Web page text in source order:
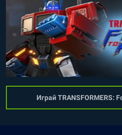
Играй TRANSFORMERS: